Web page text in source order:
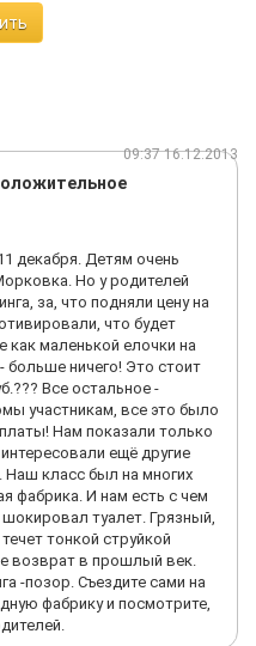
еще один цветок в подарок
экскурсией в
года. Обязательно
салат!
как впрочем и у
Аниматор Тепа водила нас
уровня, типа
тряпку в коробку и
- это взять горшок с
дырку и все, посадили! Или
значит один ребенок
горшок с салатом. Вот и
любой 5 летний ребенок,
тому же в этих конкурсах
5 человек и то самых
ничего и не
особенно мальчики,
растениями и
по всему ангару,
этом все. Вторая часть
это детей посадили на
руки и угостили
по листику и кусочек
дипломы, магнит, шарик,
с салатом. Эта часть
эмоции всю
Думаю, что для того,
интересной и
доработать, особенно
больше возможности
И конечно группы
чтобы каждый мог, что-то
смотреть, как делают
09:37 16.12.2013
декабря. Детям очень
Но у родителей
за, что подняли цену на
что будет
маленькой елочки на
больше ничего! Это стоит
Все остальное -
участникам, все это было
Нам показали только
ещё другие
Наш класс был на многих
фабрика. И нам есть с чем
туалет. Грязный,
тонкой струйкой
возврат в прошлый век.
-позор. Съездите сами на
фабрику и посмотрите,